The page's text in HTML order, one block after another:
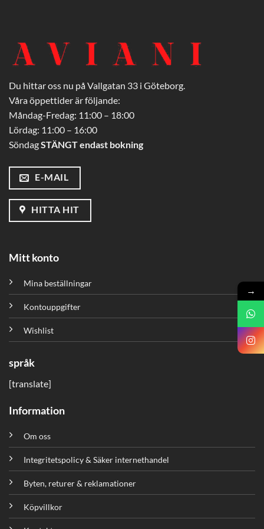
Du hittar oss nu på Vallgatan 33 i Göteborg.
Våra öppettider är följande:
Måndag-Fredag: 11:00 – 18:00
Lördag: 11:00 – 16:00
SöndagSTÄNGT endast bokning
E-MAIL
HITTA HIT
Mitt konto
Mina beställningar
Kontouppgifter
Wishlist
språk
[translate]
Information
Om oss
Integritetspolicy & Säker internethandel
Byten, returer & reklamationer
Köpvillkor
→